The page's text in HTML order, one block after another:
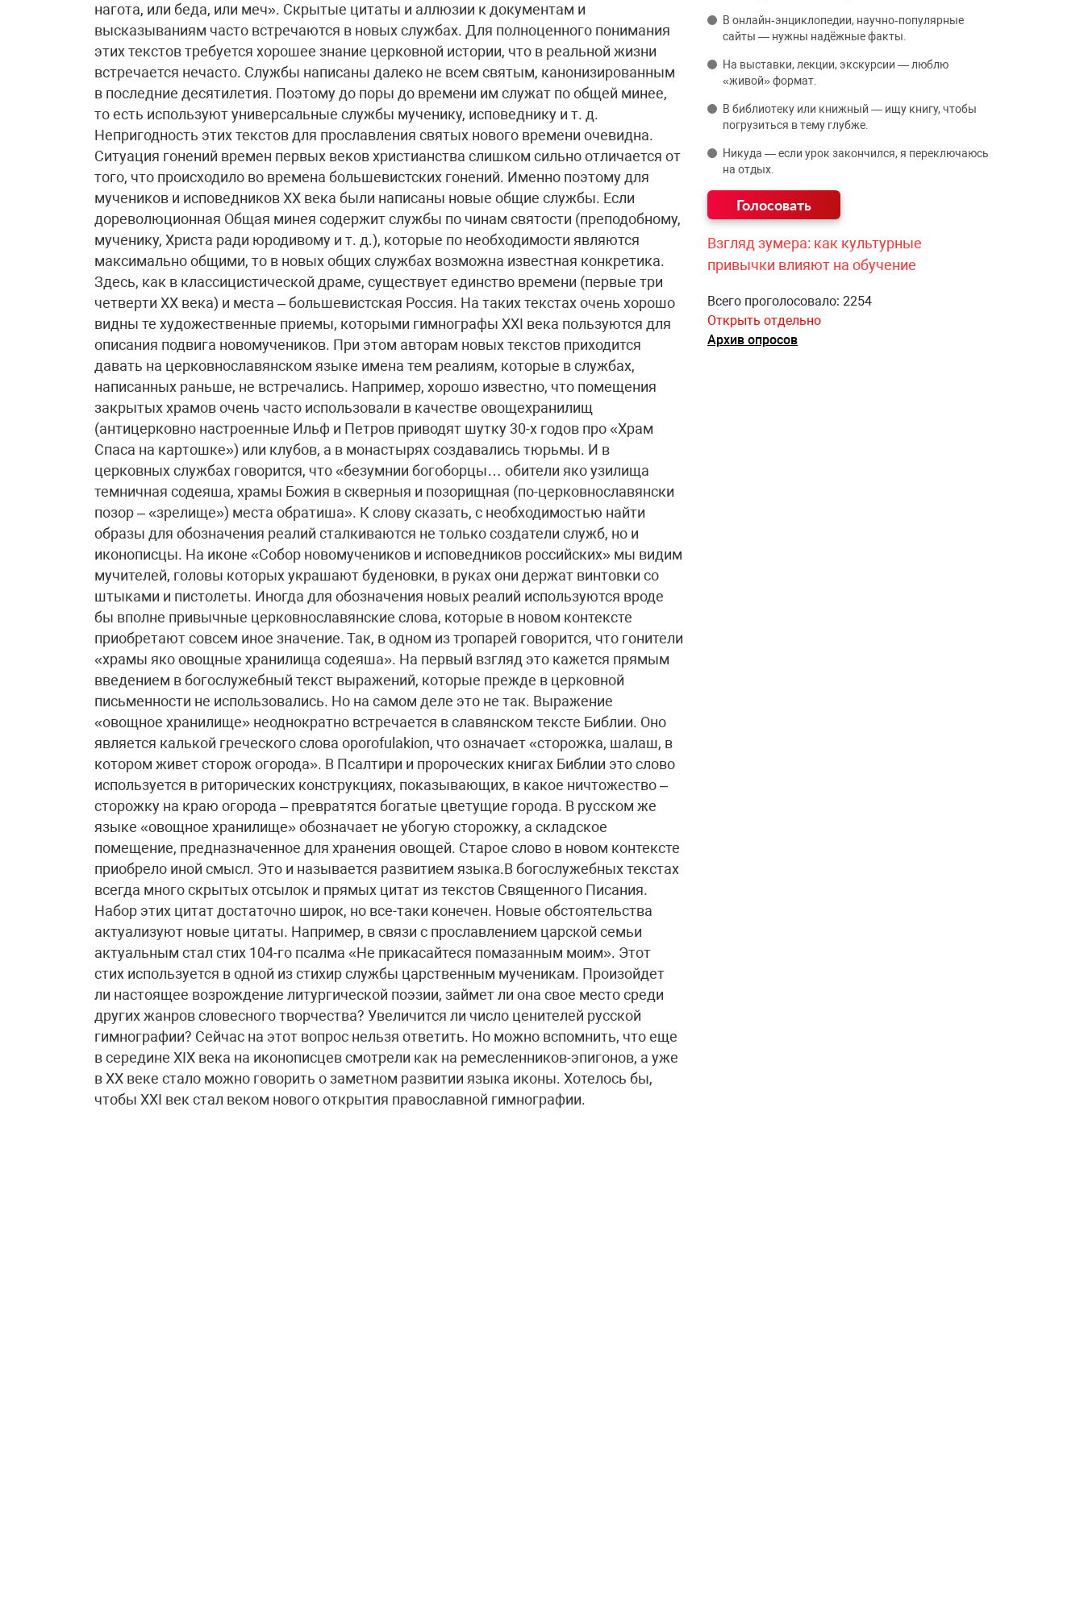
нагота, или беда, или меч». Скрытые цитаты и аллюзии к документам и
высказываниям часто встречаются в новых службах. Для полноценного понимания
этих текстов требуется хорошее знание церковной истории, что в реальной жизни
встречается нечасто. Службы написаны далеко не всем святым, канонизированным
в последние десятилетия. Поэтому до поры до времени им служат по общей минее,
то есть используют универсальные службы мученику, исповеднику и т. д.
Непригодность этих текстов для прославления святых нового времени очевидна.
Ситуация гонений времен первых веков христианства слишком сильно отличается от
того, что происходило во времена большевистских гонений. Именно поэтому для
мучеников и исповедников XX века были написаны новые общие службы. Если
дореволюционная Общая минея содержит службы по чинам святости (преподобному,
мученику, Христа ради юродивому и т. д.), которые по необходимости являются
максимально общими, то в новых общих службах возможна известная конкретика.
Здесь, как в классицистической драме, существует единство времени (первые три
четверти XX века) и места – большевистская Россия. На таких текстах очень хорошо
видны те художественные приемы, которыми гимнографы XXI века пользуются для
описания подвига новомучеников. При этом авторам новых текстов приходится
давать на церковнославянском языке имена тем реалиям, которые в службах,
написанных раньше, не встречались. Например, хорошо известно, что помещения
закрытых храмов очень часто использовали в качестве овощехранилищ
(антицерковно настроенные Ильф и Петров приводят шутку 30-х годов про «Храм
Спаса на картошке») или клубов, а в монастырях создавались тюрьмы. И в
церковных службах говорится, что «безумнии богоборцы… обители яко узилища
темничная содеяша, храмы Божия в скверныя и позорищная (по-церковнославянски
позор – «зрелище») места обратиша». К слову сказать, с необходимостью найти
образы для обозначения реалий сталкиваются не только создатели служб, но и
иконописцы. На иконе «Собор новомучеников и исповедников российских» мы видим
мучителей, головы которых украшают буденовки, в руках они держат винтовки со
штыками и пистолеты. Иногда для обозначения новых реалий используются вроде
бы вполне привычные церковнославянские слова, которые в новом контексте
приобретают совсем иное значение. Так, в одном из тропарей говорится, что гонители
«храмы яко овощные хранилища содеяша». На первый взгляд это кажется прямым
введением в богослужебный текст выражений, которые прежде в церковной
письменности не использовались. Но на самом деле это не так. Выражение
«овощное хранилище» неоднократно встречается в славянском тексте Библии. Оно
является калькой греческого слова oporofulakion, что означает «сторожка, шалаш, в
котором живет сторож огорода». В Псалтири и пророческих книгах Библии это слово
используется в риторических конструкциях, показывающих, в какое ничтожество –
сторожку на краю огорода – превратятся богатые цветущие города. В русском же
языке «овощное хранилище» обозначает не убогую сторожку, а складское
помещение, предназначенное для хранения овощей. Старое слово в новом контексте
приобрело иной смысл. Это и называется развитием языка.В богослужебных текстах
всегда много скрытых отсылок и прямых цитат из текстов Священного Писания.
Набор этих цитат достаточно широк, но все-таки конечен. Новые обстоятельства
актуализуют новые цитаты. Например, в связи с прославлением царской семьи
актуальным стал стих 104-го псалма «Не прикасайтеся помазанным моим». Этот
стих используется в одной из стихир службы царственным мученикам. Произойдет
ли настоящее возрождение литургической поэзии, займет ли она свое место среди
других жанров словесного творчества? Увеличится ли число ценителей русской
гимнографии? Сейчас на этот вопрос нельзя ответить. Но можно вспомнить, что еще
в середине XIX века на иконописцев смотрели как на ремесленников-эпигонов, а уже
в XX веке стало можно говорить о заметном развитии языка иконы. Хотелось бы,
чтобы XXI век стал веком нового открытия православной гимнографии.
В онлайн‑энциклопедии, научно‑популярные
сайты — нужны надёжные факты.
На выставки, лекции, экскурсии — люблю
«живой» формат.
В библиотеку или книжный — ищу книгу, чтобы
погрузиться в тему глубже.
Никуда — если урок закончился, я переключаюсь
на отдых.
Взгляд зумера: как культурные
привычки влияют на обучение
Всего проголосовало: 2254
Открыть отдельно
Архив опросов